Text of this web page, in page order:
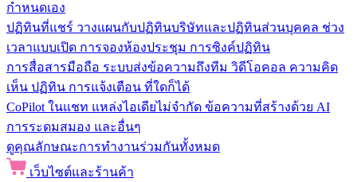
กำหนดเอง
ปฏิทินที่แชร์ วางแผนกับปฏิทินบริษัทและปฏิทินส่วนบุคคล ช่วง
เวลาแบบเปิด การจองห้องประชุม การซิงค์ปฏิทิน
การสื่อสารมือถือ ระบบส่งข้อความถึงทีม วิดีโอคอล ความคิด
เห็น ปฏิทิน การแจ้งเตือน ที่ใดก็ได้
CoPilot ในแชท แหล่งไอเดียไม่จำกัด ข้อความที่สร้างด้วย AI
การระดมสมอง และอื่นๆ
ดูคุณลักษณะการทำงานร่วมกันทั้งหมด
เว็บไซต์และร้านค้า